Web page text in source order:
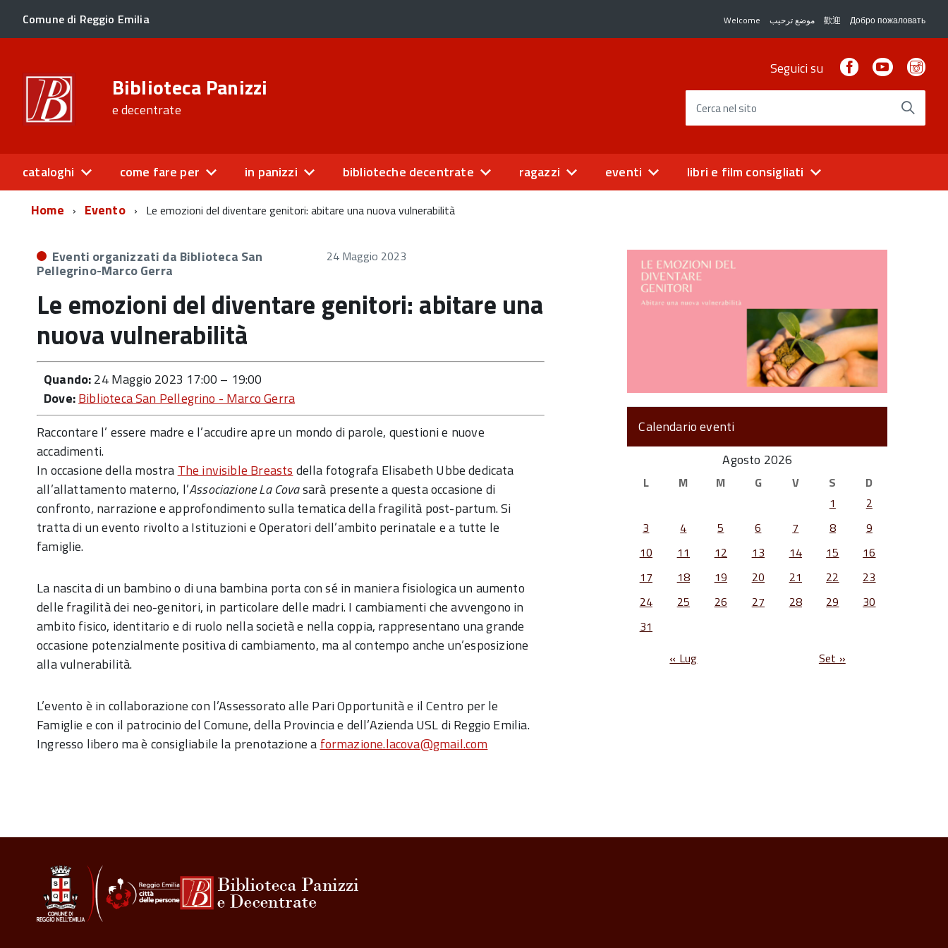
Comune di Reggio Emilia Welcome موضع ترحيب 歡迎 Добро пожаловать
Biblioteca Panizzi
e decentrate
Seguici su FacebookYoutube
Cerca nel sito
cataloghi come fare per in panizzi biblioteche decentrate ragazzi eventi
libri e film consigliati
Home
Evento Le emozioni del diventare genitori: abitare una nuova vulnerabilità
Eventi organizzati da Biblioteca San
Pellegrino-Marco Gerra
24 Maggio 2023
Le emozioni del diventare genitori: abitare una
nuova vulnerabilità
Quando:24 Maggio 2023 17:00 – 19:00
Dove:Biblioteca San Pellegrino - Marco Gerra
Raccontare l’ essere madre e l’accudire apre un mondo di parole, questioni e nuove
accadimenti.
In occasione della mostra The invisible Breasts della fotografa Elisabeth Ubbe dedicata
all’allattamento materno, l’Associazione La Covasarà presente a questa occasione di
confronto, narrazione e approfondimento sulla tematica della fragilità post-partum. Si
tratta di un evento rivolto a Istituzioni e Operatori dell’ambito perinatale e a tutte le
famiglie.
La nascita di un bambino o di una bambina porta con sé in maniera fisiologica un aumento
delle fragilità dei neo-genitori, in particolare delle madri. I cambiamenti che avvengono in
ambito fisico, identitario e di ruolo nella società e nella coppia, rappresentano una grande
occasione potenzialmente positiva di cambiamento, ma al contempo anche un’esposizione
alla vulnerabilità.
L’evento è in collaborazione con l’Assessorato alle Pari Opportunità e il Centro per le
Famiglie e con il patrocinio del Comune, della Provincia e dell’Azienda USL di Reggio Emilia.
Ingresso libero ma è consigliabile la prenotazione a formazione.lacova@gmail.com
Calendario eventi
Agosto 2026
L M M G V S
D
1
2
3
4 5 6 7 8
9
10
11 12 13 14 15
16
17
18 19 20 21 22
23
24
25 26 27 28 29
30
31
« Lug
Set »